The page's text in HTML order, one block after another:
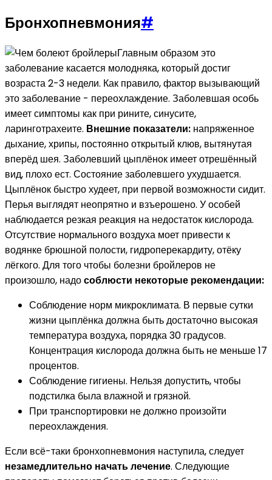
Бронхопневмония#
Главным образом это
заболевание касается молодняка, который достиг
возраста 2-3 недели. Как правило, фактор вызывающий
это заболевание - переохлаждение. Заболевшая особь
имеет симптомы как при рините, синусите,
ларинготрахеите. Внешние показатели: напряженное
дыхание, хрипы, постоянно открытый клюв, вытянутая
вперёд шея. Заболевший цыплёнок имеет отрешённый
вид, плохо ест. Состояние заболевшего ухудшается.
Цыплёнок быстро худеет, при первой возможности сидит.
Перья выглядят неопрятно и взъерошено. У особей
наблюдается резкая реакция на недостаток кислорода.
Отсутствие нормального воздуха моет привести к
водянке брюшной полости, гидроперекардиту, отёку
лёгкого. Для того чтобы болезни бройлеров не
произошло, надособлюсти некоторые рекомендации:
Соблюдение норм микроклимата. В первые сутки
жизни цыплёнка должна быть достаточно высокая
температура воздуха, порядка 30 градусов.
Концентрация кислорода должна быть не меньше 17
процентов.
Соблюдение гигиены. Нельзя допустить, чтобы
подстилка была влажной и грязной.
При транспортировки не должно произойти
переохлаждения.
Если всё-таки бронхопневмония наступила, следует
незамедлительно начать лечение. Следующие